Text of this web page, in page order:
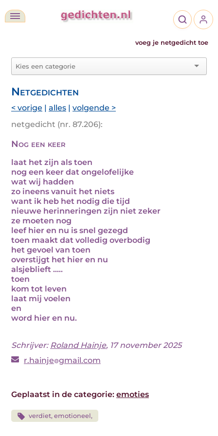
voeg je netgedicht toe
Netgedichten
< vorige | alles | volgende >
netgedicht (nr. 87.206):
Nog een keer
laat het zijn als toen
nog een keer dat ongelofelijke
wat wij hadden
zo ineens vanuit het niets
want ik heb het nodig die tijd
nieuwe herinneringen zijn niet zeker
ze moeten nog
leef hier en nu is snel gezegd
toen maakt dat volledig overbodig
het gevoel van toen
overstijgt het hier en nu
alsjeblieft …..
toen
kom tot leven
laat mij voelen
en
word hier en nu.
Schrijver: Roland Hainje, 17 november 2025
r.hainje gmail.com
Geplaatst in de categorie: emoties
verdiet, emotioneel,